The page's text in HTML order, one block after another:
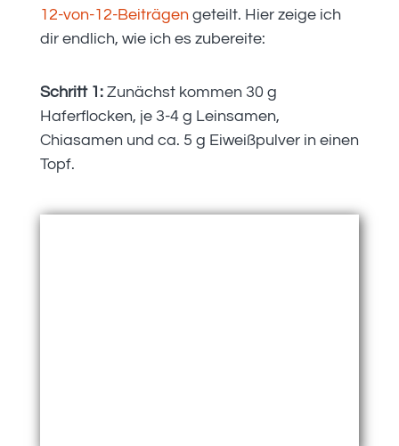
12-von-12-Beiträgengeteilt. Hier zeige ich
dir endlich, wie ich es zubereite:
Schritt 1: Zunächst kommen 30 g
Haferflocken, je 3-4 g Leinsamen,
Chiasamen und ca. 5 g Eiweißpulver in einen
Topf.